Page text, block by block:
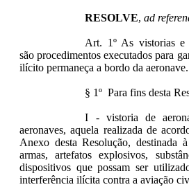
RESOLVE,ad
Art. 1º As vistorias e
são procedimentos executados para
ilícito permaneça a bordo da aeronave.
§ 1º Para fins desta
I - vistoria de
aeronaves, aquela realizada de
Anexo desta Resolução, destinada
armas, artefatos explosivos,
dispositivos que possam ser
interferência ilícita contra a aviação